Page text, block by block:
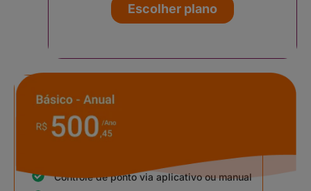
Escolher plano
Básico - Anual
Controle de ponto via aplicativo ou manual